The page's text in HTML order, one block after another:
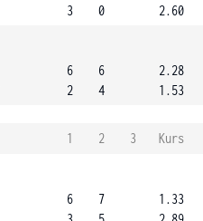
3
0
2.60
6
2
6
4
2.28
1.53
1 2 3
Kurs
6
7
1.33